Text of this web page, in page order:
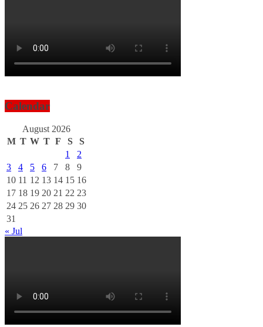
Calendar
August 2026
M T W T F S
S
1
2
3
4 5 6 7 8
9
10 11 12 13 14 15 16
17 18 19 20 21 22 23
24 25 26 27 28 29 30
31
« Jul